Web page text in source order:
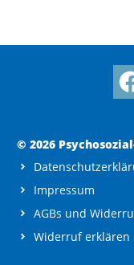
© 2026
Impressum
AGBs und
Widerruf erklären